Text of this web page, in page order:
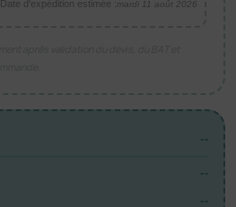
Date d'expédition estimée :mardi 11 août 2026
--
--
--